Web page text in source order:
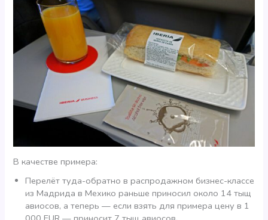
В качестве примера:
Перелёт туда-обратно в распродажном бизнес-классе
из Мадрида в Мехико раньше приносил около 14 тыщ
авиосов, а теперь — если взять для примера цену в 1